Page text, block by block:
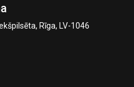
Rīga, LV-1046